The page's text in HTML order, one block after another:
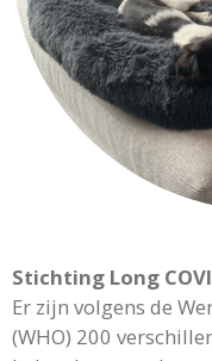
Stichting Long
Er zijn volgens de
(WHO) 200